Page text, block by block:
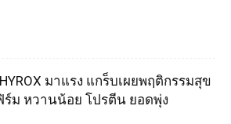
มาแรง แกร็บเผยพฤติกรรมสุข
ร์ม หวานน้อย โปรตีน ยอดพุ่ง